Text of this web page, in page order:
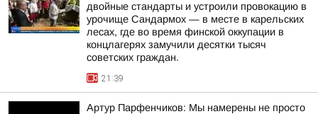
двойные стандарты и устроили провокацию в
урочище Сандармох — в месте в карельских
лесах, где во время финской оккупации в
концлагерях замучили десятки тысяч
советских граждан.
21:39
Артур Парфенчиков: Мы намерены не просто